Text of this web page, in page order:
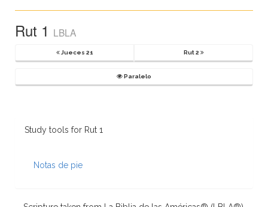
Rut 1 LBLA
Jueces 21 Rut 2
Paralelo
Study tools for Rut 1
Notas de pie